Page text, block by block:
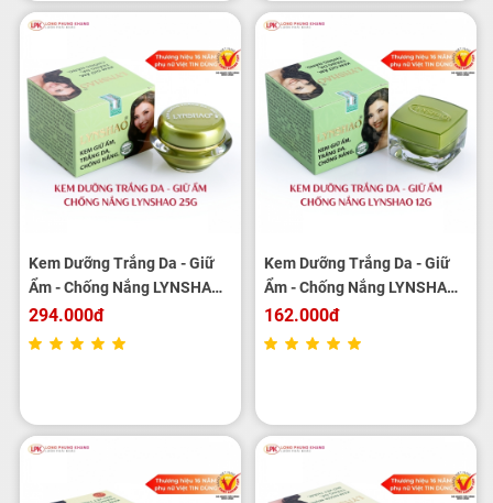
Kem Dưỡng Trắng Da - Giữ
Ẩm - Chống Nắng LYNSHAO
25g
294.000đ
Kem Dưỡng Trắng Da - Giữ
Ẩm - Chống Nắng LYNSHAO
12g
162.000đ